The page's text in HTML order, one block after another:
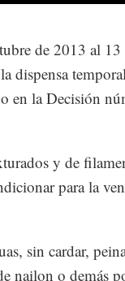
de 2013 al 13
dispensa
en la Decisión
y de
para la
sin cardar,
nailon o demás